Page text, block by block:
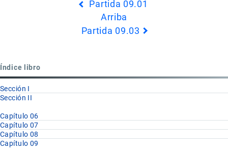
Partida 09.01
Arriba
Partida 09.03
Índice libro
Sección I
Sección II
Capítulo 06
Capítulo 07
Capítulo 08
Capítulo 09